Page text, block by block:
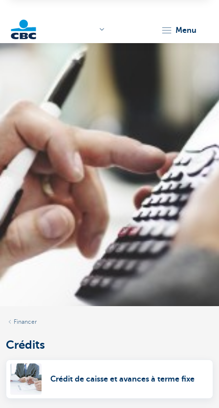
Corporate
menu
Financer
Crédits
Crédit de caisse et avances à terme fixe